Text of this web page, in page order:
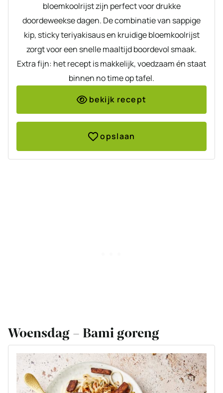
bloemkoolrijst zijn perfect voor drukke
doordeweekse dagen. De combinatie van sappige
kip, sticky teriyakisaus en kruidige bloemkoolrijst
zorgt voor een snelle maaltijd boordevol smaak.
Extra fijn: het recept is makkelijk, voedzaam én staat
binnen no time op tafel.
bekijk recept
opslaan
Woensdag – Bami goreng